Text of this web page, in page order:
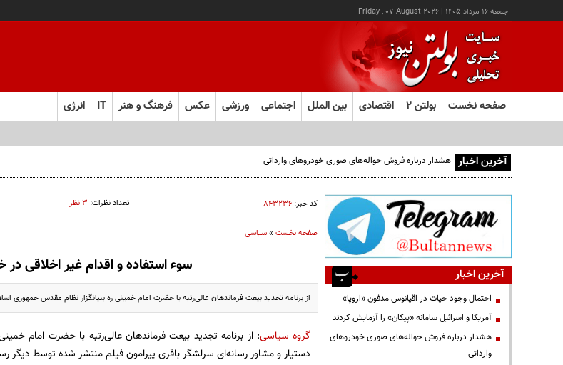
جمعه ۱۶ مرداد ۱۴۰۵ |
Friday , 07 August 2026
صفحه نخست بولتن ۲ اقتصادی بین الملل اجتماعی ورزشی عکس فرهنگ و هنر IT انرژی
آخرین اخبار هشدار درباره فروش حواله‌های صوری خودروهای وارداتی
کد خبر: ۸۴۳۲۳۶ تعداد نظرات: ۳ نظر
صفحه نخست»سیاسی
سوء استفاده و اقدام غیر اخلاقی
از برنامه تجدید بیعت فرماندهان عالی‌رتبه با حضرت امام خمینی ره بنیانگزار نظام مقدس جمهوری
گروه سیاسی: از برنامه تجدید بیعت فرماندهان عالی‌رتبه با حضرت امام
دستیار و مشاور رسانه‌ای سرلشگر باقری پیرامون فیلم منتشر شده توسط دیگر
آخرین اخبار
احتمال وجود حیات در اقیانوس مدفون «اروپا»
آمریکا و اسرائیل سامانه «پیکان» را آزمایش کردند
هشدار درباره فروش حواله‌های صوری خودروهای
وارداتی